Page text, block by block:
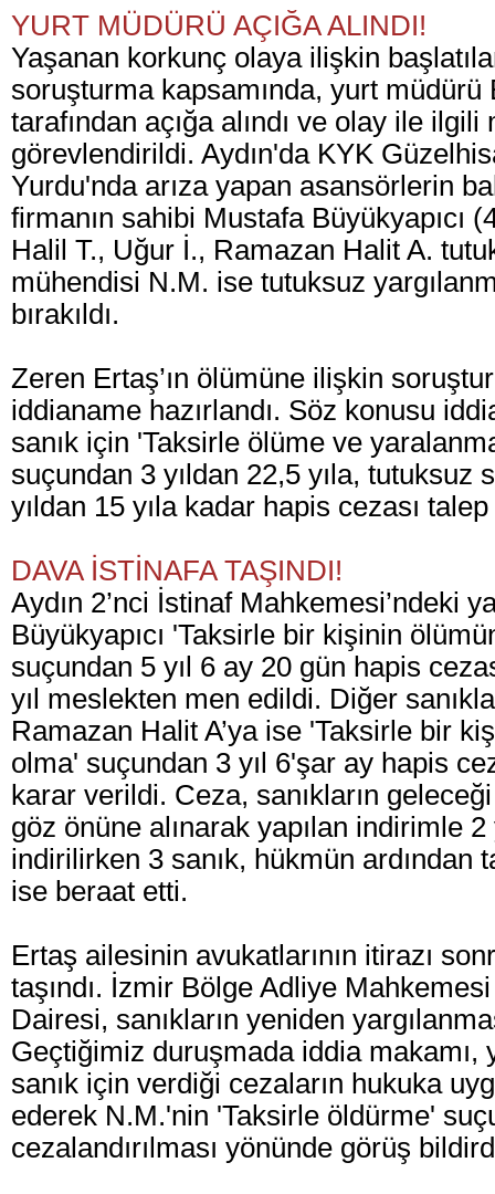
YURT MÜDÜRÜ AÇIĞA ALINDI!
Yaşanan korkunç olaya ilişkin
soruşturma kapsamında, yurt müdürü
tarafından açığa alındı ve olay ile ilgili
görevlendirildi. Aydın'da KYK
Yurdu'nda arıza yapan asansörlerin
firmanın sahibi Mustafa Büyükyapıcı
Halil T., Uğur İ., Ramazan Halit A.
mühendisi N.M. ise tutuksuz
bırakıldı.
Zeren Ertaş’ın ölümüne ilişkin
iddianame hazırlandı. Söz konusu
sanık için 'Taksirle ölüme ve
suçundan 3 yıldan 22,5 yıla, tutuksuz
yıldan 15 yıla kadar hapis cezası
DAVA İSTİNAFA TAŞINDI!
Aydın 2’nci İstinaf Mahkemesi’ndeki
Büyükyapıcı 'Taksirle bir kişinin
suçundan 5 yıl 6 ay 20 gün hapis
yıl meslekten men edildi. Diğer
Ramazan Halit A’ya ise 'Taksirle bir
olma' suçundan 3 yıl 6'şar ay hapis
karar verildi. Ceza, sanıkların
göz önüne alınarak yapılan indirimle 2
indirilirken 3 sanık, hükmün ardından
ise beraat etti.
Ertaş ailesinin avukatlarının itirazı
taşındı. İzmir Bölge Adliye
Dairesi, sanıkların yeniden
Geçtiğimiz duruşmada iddia makamı,
sanık için verdiği cezaların hukuka
ederek N.M.'nin 'Taksirle öldürme'
cezalandırılması yönünde görüş